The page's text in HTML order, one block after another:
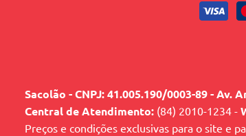
Sacolão - CNPJ: 41.005.190/0003-89 - Av.
Central de Atendimento: (84) 2010-1234 -
Preços e condições exclusivas para o site e